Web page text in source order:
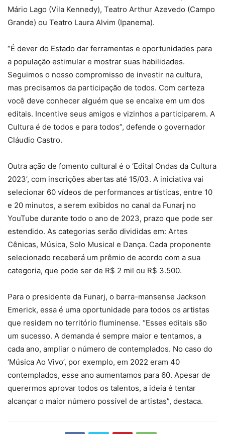
Mário Lago (Vila Kennedy), Teatro Arthur Azevedo (Campo
Grande) ou Teatro Laura Alvim (Ipanema).
“É dever do Estado dar ferramentas e oportunidades para
a população estimular e mostrar suas habilidades.
Seguimos o nosso compromisso de investir na cultura,
mas precisamos da participação de todos. Com certeza
você deve conhecer alguém que se encaixe em um dos
editais. Incentive seus amigos e vizinhos a participarem. A
Cultura é de todos e para todos”, defende o governador
Cláudio Castro.
Outra ação de fomento cultural é o ‘Edital Ondas da Cultura
2023’, com inscrições abertas até 15/03. A iniciativa vai
selecionar 60 vídeos de performances artísticas, entre 10
e 20 minutos, a serem exibidos no canal da Funarj no
YouTube durante todo o ano de 2023, prazo que pode ser
estendido. As categorias serão divididas em: Artes
Cênicas, Música, Solo Musical e Dança. Cada proponente
selecionado receberá um prêmio de acordo com a sua
categoria, que pode ser de R$ 2 mil ou R$ 3.500.
Para o presidente da Funarj, o barra-mansense Jackson
Emerick, essa é uma oportunidade para todos os artistas
que residem no território fluminense. “Esses editais são
um sucesso. A demanda é sempre maior e tentamos, a
cada ano, ampliar o número de contemplados. No caso do
‘Música Ao Vivo’, por exemplo, em 2022 eram 40
contemplados, esse ano aumentamos para 60. Apesar de
querermos aprovar todos os talentos, a ideia é tentar
alcançar o maior número possível de artistas”, destaca.